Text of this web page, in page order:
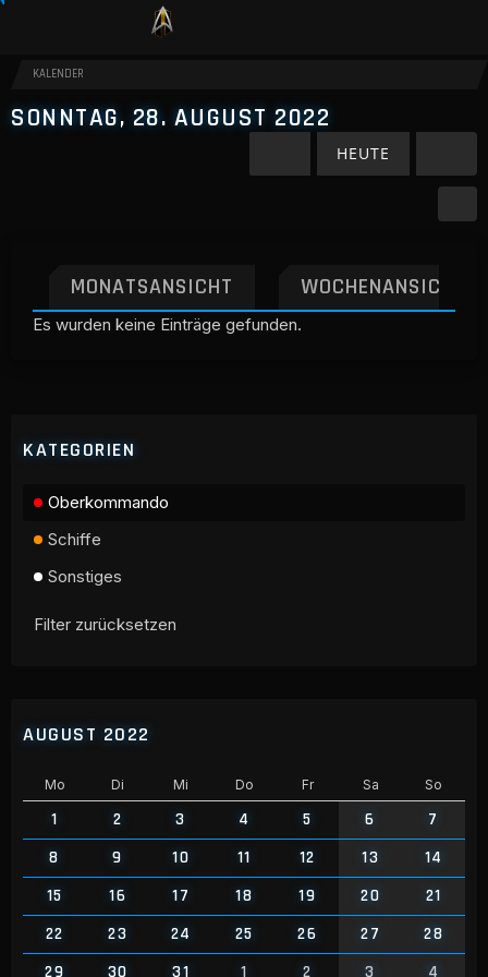
KALENDER
SONNTAG, 28. AUGUST 2022
HEUTE
MONATSANSICHT WOCHENANSICHT
Es wurden keine Einträge gefunden.
KATEGORIEN
Oberkommando
Schiffe
Sonstiges
Filter zurücksetzen
AUGUST 2022
Mo Di Mi Do Fr Sa So
1 2 3 4 5 6
7
8
9 10 11 12 13
14
15
16 17 18 19 20
21
22
23 24 25 26 27
28
29
30 31 1 2 3 4